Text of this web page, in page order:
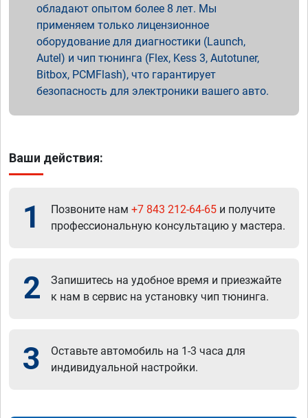
обладают опытом более 8 лет. Мы
применяем только лицензионное
оборудование для диагностики (Launch,
Autel) и чип тюнинга (Flex, Kess 3, Autotuner,
Bitbox, PCMFlash), что гарантирует
безопасность для электроники вашего авто.
Ваши действия:
1 Позвоните нам +7 843 212-64-65 и получите
профессиональную консультацию у мастера.
2
Запишитесь на удобное время и приезжайте
к нам в сервис на установку чип тюнинга.
3
Оставьте автомобиль на 1-3 часа для
индивидуальной настройки.